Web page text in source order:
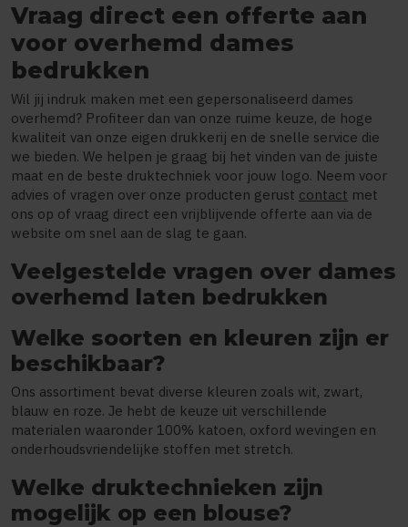
Vraag direct een offerte aan
voor overhemd dames
bedrukken
Wil jij indruk maken met een gepersonaliseerd dames
overhemd? Profiteer dan van onze ruime keuze, de hoge
kwaliteit van onze eigen drukkerij en de snelle service die
we bieden. We helpen je graag bij het vinden van de juiste
maat en de beste druktechniek voor jouw logo. Neem voor
advies of vragen over onze producten gerust contact met
ons op of vraag direct een vrijblijvende offerte aan via de
website om snel aan de slag te gaan.
Veelgestelde vragen over dames
overhemd laten bedrukken
Welke soorten en kleuren zijn er
beschikbaar?
Ons assortiment bevat diverse kleuren zoals wit, zwart,
blauw en roze. Je hebt de keuze uit verschillende
materialen waaronder 100% katoen, oxford wevingen en
onderhoudsvriendelijke stoffen met stretch.
Welke druktechnieken zijn
mogelijk op een blouse?